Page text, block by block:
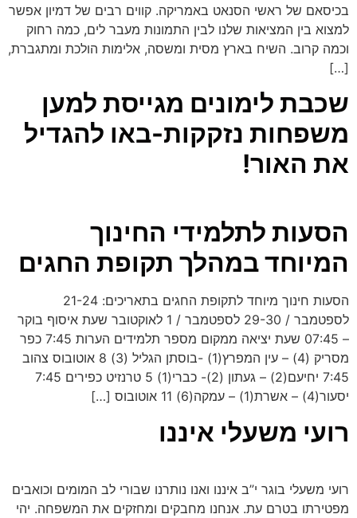
בכיסאם של ראשי הסנאט באמריקה. קווים רבים של דמיון אפשר
למצוא בין המציאות שלנו לבין התמונות מעבר לים, כמה רחוק
וכמה קרוב. השיח בארץ מסית ומשסה, אלימות הולכת ומתגברת,
[…]
שכבת לימונים מגייסת למען
משפחות נזקקות-באו להגדיל
את האור!
הסעות לתלמידי החינוך
המיוחד במהלך תקופת החגים
הסעות חינוך מיוחד לתקופת החגים בתאריכים: 21-24
לספטמבר / 29-30 לספטמבר / 1 לאוקטובר שעת איסוף בוקר
– 07:45 שעת יציאה ממקום מספר תלמידים הערות 7:45 כפר
מסריק (4) – עין המפרץ(1) -בוסתן הגליל (3) 8 אוטובוס צהוב
7:45 יחיעם(2) – געתון (2)- כברי(1) 5 טרנזיט כפירים 7:45
יסעור(4) – אשרת(1) – עמקה(6) 11 אוטובוס […]
רועי משעלי איננו
רועי משעלי בוגר י”ב איננו ואנו נותרנו שבורי לב המומים וכואבים
מפטירתו בטרם עת. אנחנו מחבקים ומחזקים את המשפחה. יהי